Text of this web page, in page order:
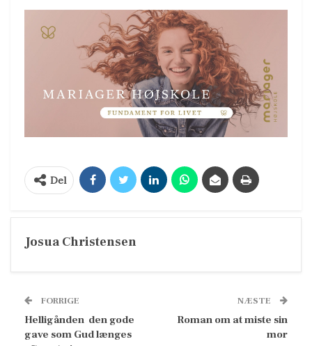
Del
Josua Christensen
FORRIGE
Helligånden  den gode
gave som Gud længes
NÆSTE
Roman om at miste sin
mor